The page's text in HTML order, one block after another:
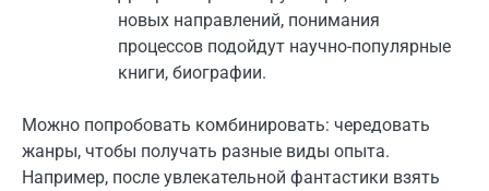
новых направлений, понимания
процессов подойдут научно-популярные
книги, биографии.
Можно попробовать комбинировать: чередовать
жанры, чтобы получать разные виды опыта.
Например, после увлекательной фантастики взять